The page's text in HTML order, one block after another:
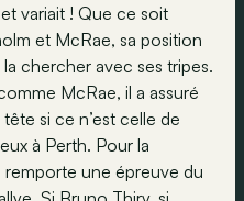
variait ! Que ce soit
et McRae, sa position
chercher avec ses tripes.
McRae, il a assuré
si ce n’est celle de
à Perth. Pour la
une épreuve du